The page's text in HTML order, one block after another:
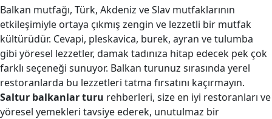
Balkan mutfağı, Türk, Akdeniz ve Slav mutfaklarının
etkileşimiyle ortaya çıkmış zengin ve lezzetli bir mutfak
kültürüdür. Cevapi, pleskavica, burek, ayran ve tulumba
gibi yöresel lezzetler, damak tadınıza hitap edecek pek çok
farklı seçeneği sunuyor. Balkan turunuz sırasında yerel
restoranlarda bu lezzetleri tatma fırsatını kaçırmayın.
Saltur balkanlar turu rehberleri, size en iyi restoranları ve
yöresel yemekleri tavsiye ederek, unutulmaz bir